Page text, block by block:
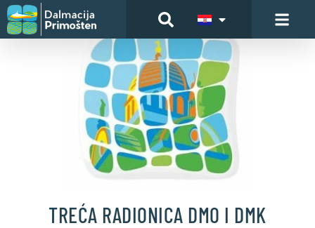
TREĆA RADIONICA DMO I DMK